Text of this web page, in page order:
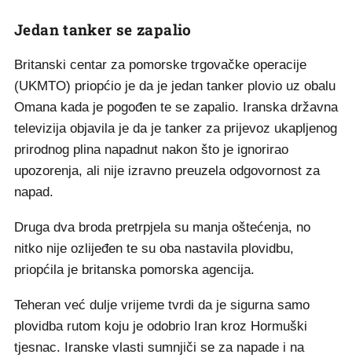
Jedan tanker se zapalio
Britanski centar za pomorske trgovačke operacije
(UKMTO) priopćio je da je jedan tanker plovio uz obalu
Omana kada je pogođen te se zapalio. Iranska državna
televizija objavila je da je tanker za prijevoz ukapljenog
prirodnog plina napadnut nakon što je ignorirao
upozorenja, ali nije izravno preuzela odgovornost za
napad.
Druga dva broda pretrpjela su manja oštećenja, no
nitko nije ozlijeđen te su oba nastavila plovidbu,
priopćila je britanska pomorska agencija.
Teheran već dulje vrijeme tvrdi da je sigurna samo
plovidba rutom koju je odobrio Iran kroz Hormuški
tjesnac. Iranske vlasti sumnjiči se za napade i na